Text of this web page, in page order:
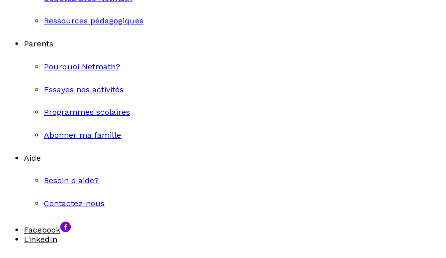
Ressources pédagogiques
Parents
Pourquoi Netmath?
Essayes nos activités
Programmes scolaires
Abonner ma famille
Aide
Besoin d'aide?
Contactez-nous
Facebook
LinkedIn